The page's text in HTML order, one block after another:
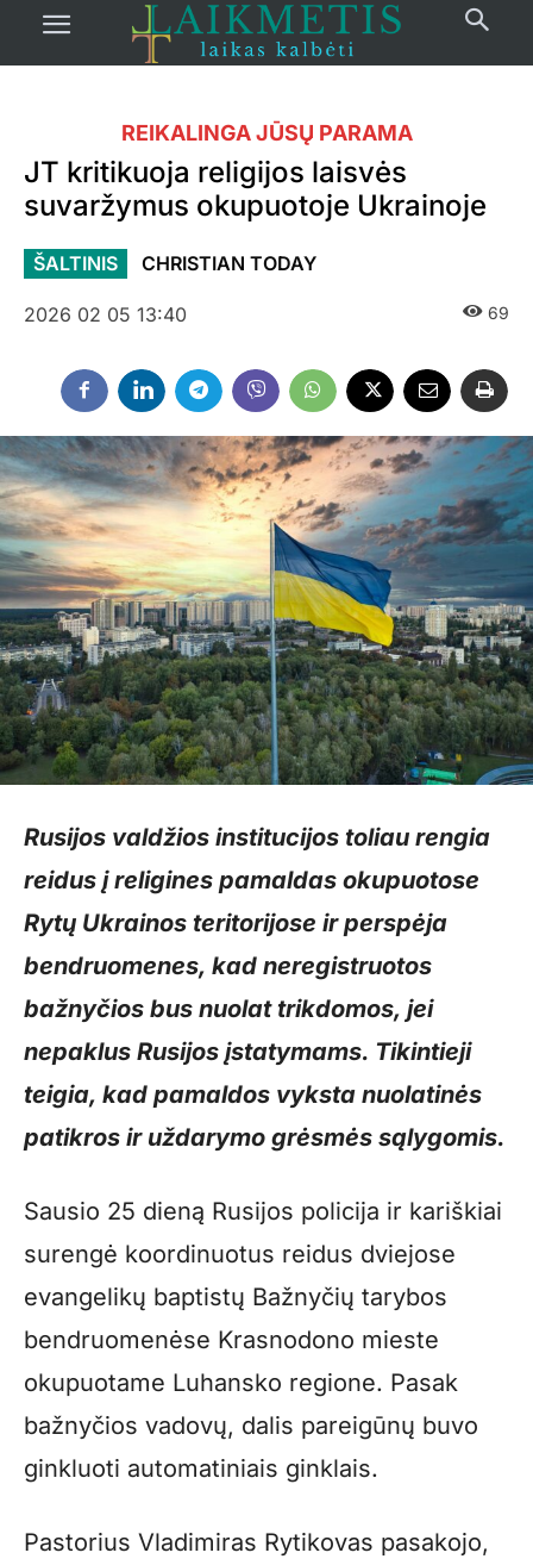
REIKALINGA JŪSŲ PARAMA
JT kritikuoja religijos laisvės
suvaržymus okupuotoje Ukrainoje
ŠALTINIS CHRISTIAN TODAY
2026 02 05 13:40 69
Rusijos valdžios institucijos toliau rengia
reidus į religines pamaldas okupuotose
Rytų Ukrainos teritorijose ir perspėja
bendruomenes, kad neregistruotos
bažnyčios bus nuolat trikdomos, jei
nepaklus Rusijos įstatymams. Tikintieji
teigia, kad pamaldos vyksta nuolatinės
patikros ir uždarymo grėsmės sąlygomis.
Sausio 25 dieną Rusijos policija ir kariškiai
surengė koordinuotus reidus dviejose
evangelikų baptistų Bažnyčių tarybos
bendruomenėse Krasnodono mieste
okupuotame Luhansko regione. Pasak
bažnyčios vadovų, dalis pareigūnų buvo
ginkluoti automatiniais ginklais.
Pastorius Vladimiras Rytikovas pasakojo,